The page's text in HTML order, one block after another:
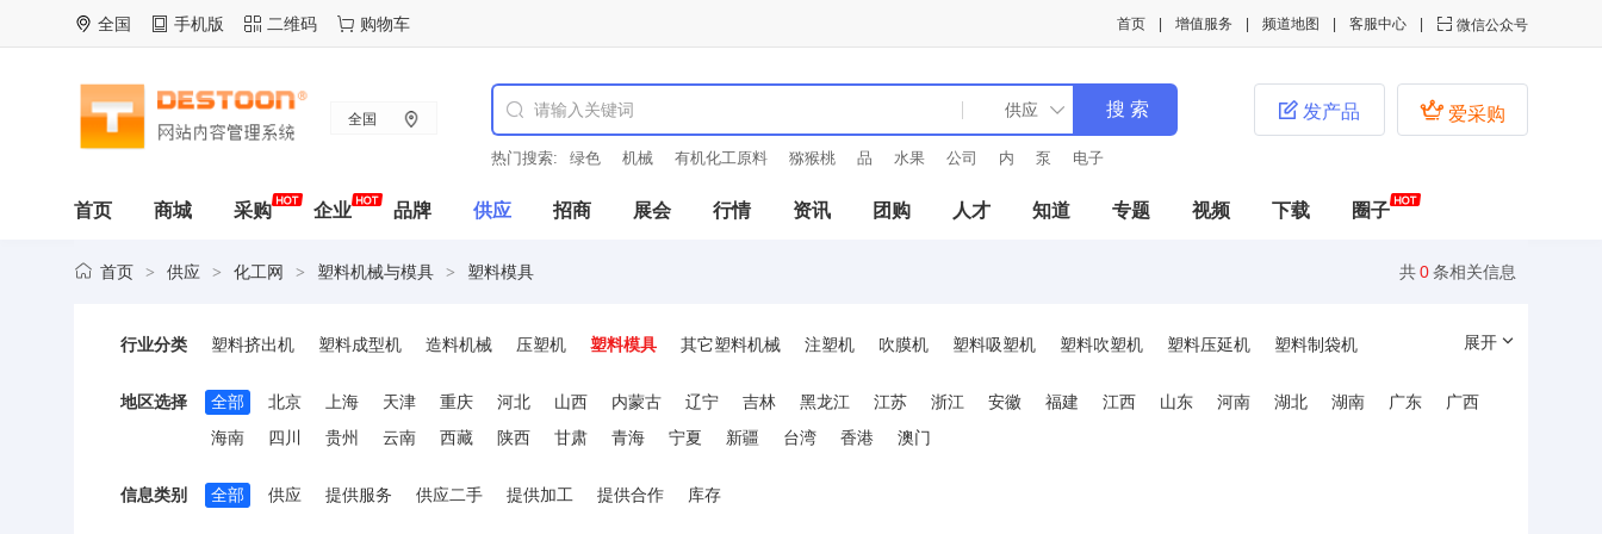
全国 手机版 二维码 购物车  微信公众号
客服中心
频道地图
增值服务
首页
全国
热门搜索: 绿色 机械 有机化工原料 猕猴桃 品 水果 公司 内 泵 电子
 爱采购
 发产品
首页 商城 采购 企业 品牌 供应 招商 展会 行情 资讯 团购 人才 知道 专题 视频 下载 圈子
共0条相关信息
首页 > 供应 > 化工网 > 塑料机械与模具 > 塑料模具
行业分类 塑料挤出机 塑料成型机 造料机械 压塑机 塑料模具 其它塑料机械 注塑机 吹膜机 塑料吸塑机 塑料吹塑机 塑料压延机
塑料制袋机
展开
地区选择 全部 北京 上海 天津 重庆 河北 山西 内蒙古 辽宁 吉林 黑龙江 江苏 浙江 安徽 福建 江西 山东 河南 湖北 湖南 广东
广西
海南
四川 贵州 云南 西藏 陕西 甘肃 青海 宁夏 新疆 台湾 香港 澳门
信息类别 全部 供应 提供服务 供应二手 提供加工 提供合作 库存